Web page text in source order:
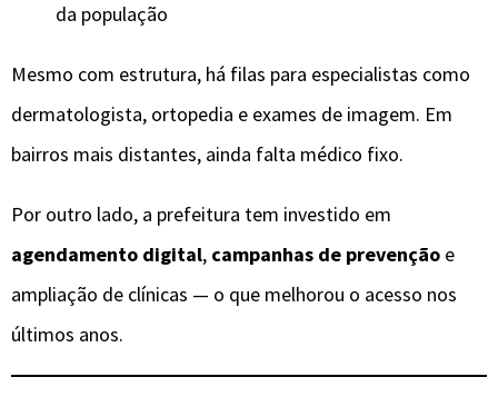
da população
Mesmo com estrutura, há filas para especialistas como
dermatologista, ortopedia e exames de imagem. Em
bairros mais distantes, ainda falta médico fixo.
Por outro lado, a prefeitura tem investido em
agendamento digital, campanhas de prevenção e
ampliação de clínicas — o que melhorou o acesso nos
últimos anos.